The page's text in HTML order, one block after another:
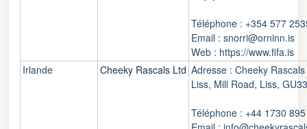
Téléphone : +354 577
Email : snorri@orninn.is
Web : https://www.fifa.is
Irlande
Cheeky Rascals Ltd Adresse : Cheeky
Liss, Mill Road, Liss,
Téléphone : +44 1730